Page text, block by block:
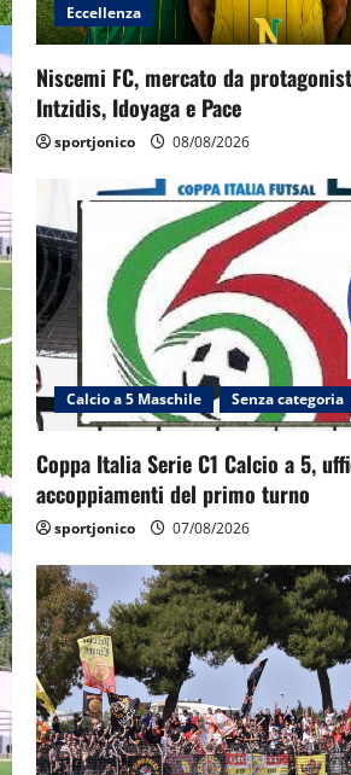
Eccellenza
Niscemi FC, mercato da
Intzidis, Idoyaga e Pace
sportjonico 08/08/2026
Calcio a 5 Maschile Senza categoria
Coppa Italia Serie C1 Calcio a 5,
accoppiamenti del primo turno
sportjonico 07/08/2026